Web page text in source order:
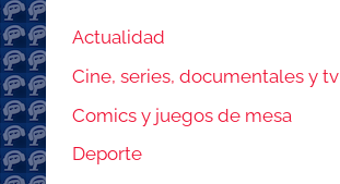
Actualidad
Cine, series, documentales y tv
Comics y juegos de mesa
Deporte